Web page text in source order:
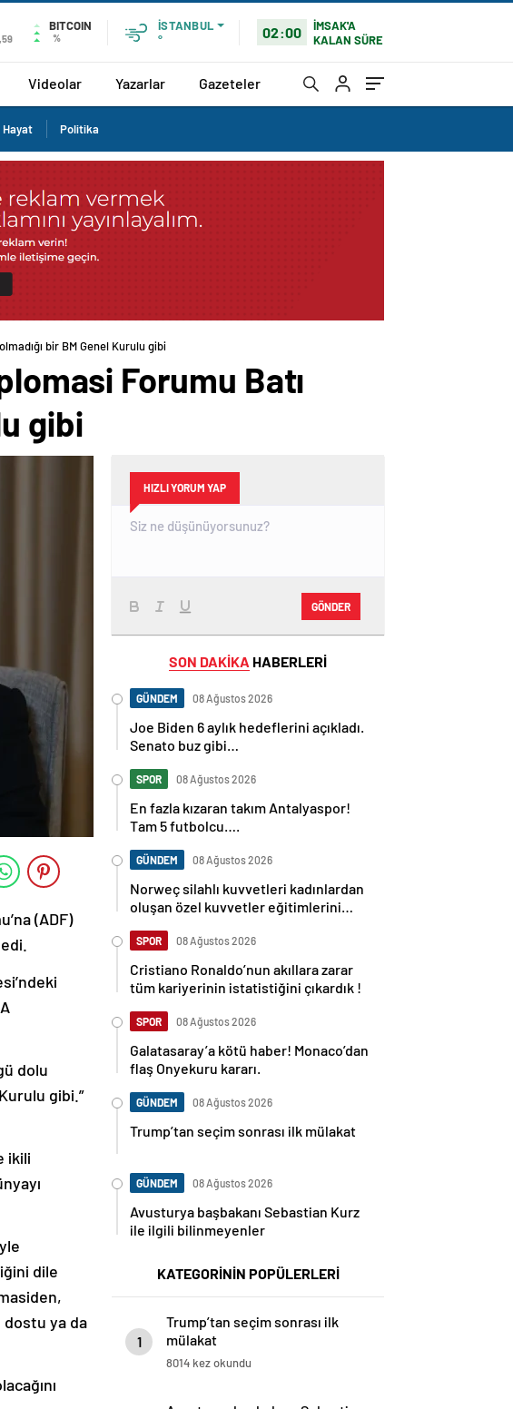
BITCOIN
%
İSTANBUL
°
02:00
İMSAK'A
KALAN SÜRE
Videolar Yazarlar Gazeteler
Hayat Politika
bir BM Genel Kurulu gibi
Forumu Batı
gibi
(ADF)
dolu
gibi.”
ikili
dile
dostu ya da
HIZLI YORUM YAP
GÖNDER
SON DAKİKA HABERLERİ
GÜNDEM 08 Ağustos 2026
Joe Biden 6 aylık hedeflerini açıkladı.
Senato buz gibi…
SPOR 08 Ağustos 2026
En fazla kızaran takım Antalyaspor!
Tam 5 futbolcu….
GÜNDEM 08 Ağustos 2026
Norweç silahlı kuvvetleri kadınlardan
oluşan özel kuvvetler eğitimlerini
SPOR 08 Ağustos 2026
Cristiano Ronaldo’nun akıllara zarar
tüm kariyerinin istatistiğini çıkardık !
SPOR 08 Ağustos 2026
Galatasaray’a kötü haber! Monaco’dan
flaş Onyekuru kararı.
GÜNDEM 08 Ağustos 2026
Trump’tan seçim sonrası ilk mülakat
GÜNDEM 08 Ağustos 2026
Avusturya başbakanı Sebastian Kurz
ile ilgili bilinmeyenler
KATEGORİNİN POPÜLERLERİ
1
Trump’tan seçim sonrası ilk
mülakat
8014 kez okundu